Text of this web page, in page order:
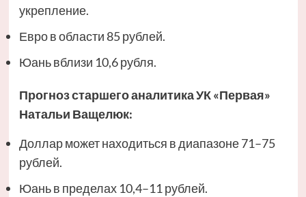
укрепление.
Евро в области 85 рублей.
Юань вблизи 10,6 рубля.
Прогноз старшего аналитика УК «Первая»
Натальи Ващелюк:
Доллар может находиться в диапазоне 71–75
рублей.
Юань в пределах 10,4–11 рублей.